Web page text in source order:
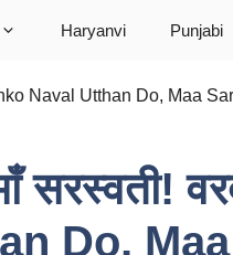
Haryanvi Punjabi
Naval Utthan Do, Maa
सरस्वती!
Do,